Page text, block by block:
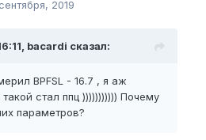
2019
bacardi сказал:
BPFSL - 16.7 , я аж
стал ппц ))))))))))) Почему
параметров?